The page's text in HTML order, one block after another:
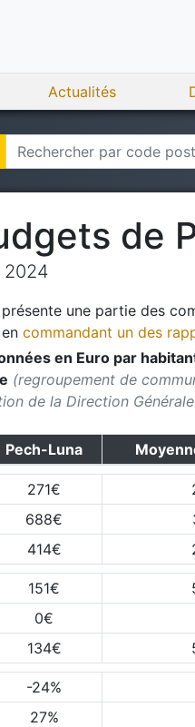
Actualités
de
2024
présente une partie des
commandant un des
en Euro par
(regroupement de
de la Direction
Pech-Luna
271€
688€
414€
151€
0€
134€
-24%
27%